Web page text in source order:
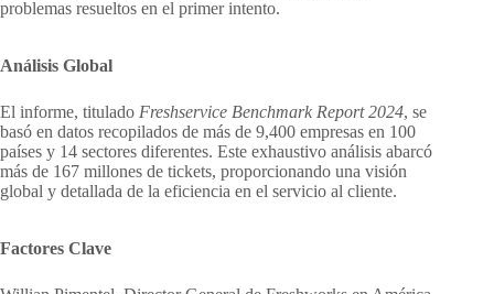
problemas resueltos en el primer intento.
Análisis Global
El informe, titulado Freshservice Benchmark Report 2024, se
basó en datos recopilados de más de 9,400 empresas en 100
países y 14 sectores diferentes. Este exhaustivo análisis abarcó
más de 167 millones de tickets, proporcionando una visión
global y detallada de la eficiencia en el servicio al cliente.
Factores Clave